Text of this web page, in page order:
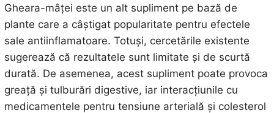
Gheara-mâței este un alt supliment pe bază de
plante care a câștigat popularitate pentru efectele
sale antiinflamatoare. Totuși, cercetările existente
sugerează că rezultatele sunt limitate și de scurtă
durată. De asemenea, acest supliment poate provoca
greață și tulburări digestive, iar interacțiunile cu
medicamentele pentru tensiune arterială și colesterol